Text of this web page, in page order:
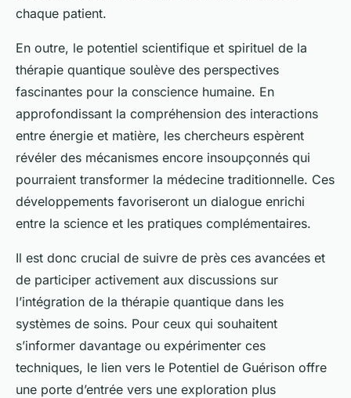
chaque patient.
En outre, le potentiel scientifique et spirituel de la
thérapie quantique soulève des perspectives
fascinantes pour la conscience humaine. En
approfondissant la compréhension des interactions
entre énergie et matière, les chercheurs espèrent
révéler des mécanismes encore insoupçonnés qui
pourraient transformer la médecine traditionnelle. Ces
développements favoriseront un dialogue enrichi
entre la science et les pratiques complémentaires.
Il est donc crucial de suivre de près ces avancées et
de participer activement aux discussions sur
l’intégration de la thérapie quantique dans les
systèmes de soins. Pour ceux qui souhaitent
s’informer davantage ou expérimenter ces
techniques, le lien vers le Potentiel de Guérison offre
une porte d’entrée vers une exploration plus